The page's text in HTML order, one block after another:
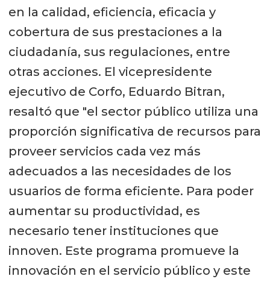
en la calidad, eficiencia, eficacia y
cobertura de sus prestaciones a la
ciudadanía, sus regulaciones, entre
otras acciones. El vicepresidente
ejecutivo de Corfo, Eduardo Bitran,
resaltó que "el sector público utiliza una
proporción significativa de recursos para
proveer servicios cada vez más
adecuados a las necesidades de los
usuarios de forma eficiente. Para poder
aumentar su productividad, es
necesario tener instituciones que
innoven. Este programa promueve la
innovación en el servicio público y este